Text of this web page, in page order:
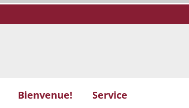
Bienvenue! Service